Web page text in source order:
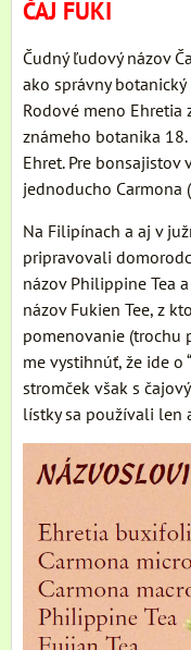
ČAJ FUKI
Čudný ľudový názov
ako správny
Rodové meno
známeho botanika 18.
Ehret. Pre
jednoducho Carmona
Na Filipínach a aj v
pripravovali
názov Philippine Tea
názov Fukien Tee, z
pomenovanie (trochu
me vystihnúť, že ide o
stromček však s
lístky sa používali len